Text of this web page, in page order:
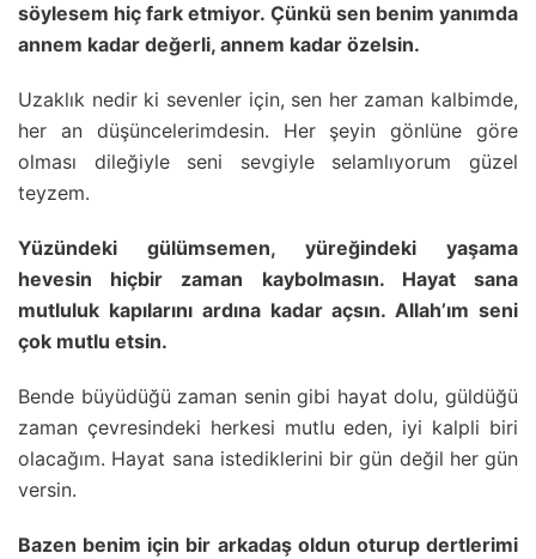
söylesem hiç fark etmiyor. Çünkü sen benim yanımda
annem kadar değerli, annem kadar özelsin.
Uzaklık nedir ki sevenler için, sen her zaman kalbimde,
her an düşüncelerimdesin. Her şeyin gönlüne göre
olması dileğiyle seni sevgiyle selamlıyorum güzel
teyzem.
Yüzündeki gülümsemen, yüreğindeki yaşama
hevesin hiçbir zaman kaybolmasın. Hayat sana
mutluluk kapılarını ardına kadar açsın. Allah’ım seni
çok mutlu etsin.
Bende büyüdüğü zaman senin gibi hayat dolu, güldüğü
zaman çevresindeki herkesi mutlu eden, iyi kalpli biri
olacağım. Hayat sana istediklerini bir gün değil her gün
versin.
Bazen benim için bir arkadaş oldun oturup dertlerimi